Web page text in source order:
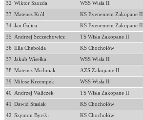
32 Wiktor Szozda WSS Wisła II
33 Mateusz Król KS Evenement Zakopane II
34 Jan Galica KS Evenement Zakopane II
35 Andrzej Szczechowicz TS Wisła Zakopane II
36 Illia Chebolda KS Chochołów
37 Jakub Wisełka WSS Wisła II
38 Mateusz Michniak AZS Zakopane II
39 Miłosz Krzempek WSS Wisła II
40 Andrzej Waliczek TS Wisła Zakopane II
41 Dawid Stasiak KS Chochołów
42 Szymon Byrski KS Chochołów